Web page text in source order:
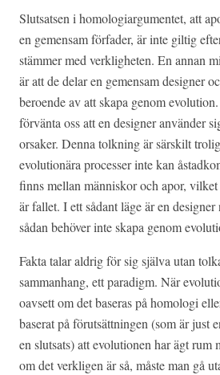
Slutsatsen i homologiargumentet, att
en gemensam förfader, är inte giltig
stämmer med verkligheten. En annan
är att de delar en gemensam designer
beroende av att skapa genom
förvänta oss att en designer använder
orsaker. Denna tolkning är särskilt
evolutionära processer inte kan
finns mellan människor och apor,
är fallet. I ett sådant läge är en
sådan behöver inte skapa genom
Fakta talar aldrig för sig själva utan
sammanhang, ett paradigm. När
oavsett om det baseras på homologi
baserat på förutsättningen (som är just
en slutsats) att evolutionen har ägt rum
om det verkligen är så, måste man gå